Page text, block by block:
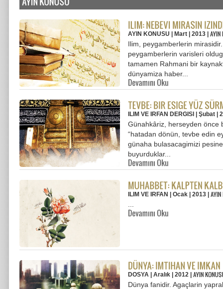
AYIN KONUSU | Mart | 2013 |
Ilim, peygamberlerin
peygamberlerin varisleri
tamamen Rahmani bir
dünyamiza haber...
ILIM VE IRFAN DERGISI | Şubat |
Günahkâriz, herseyden önce
“hatadan dönün, tevbe edin
günaha bulasacagimizi
buyurduklar...
ILIM VE IRFAN | Ocak | 2013 |
DOSYA | Aralık | 2012 |
Dünya fanidir. Agaçlarin